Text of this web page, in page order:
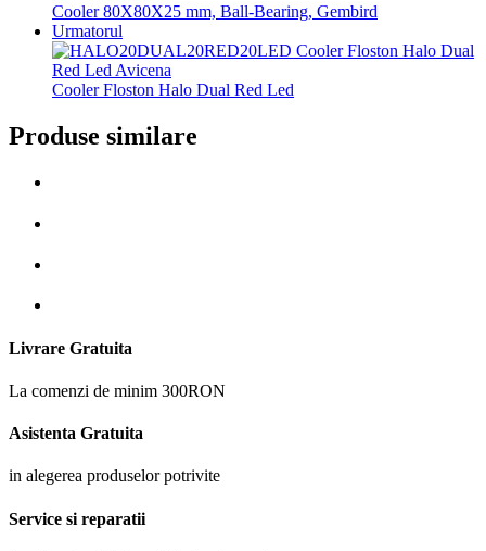
Cooler 80X80X25 mm, Ball-Bearing, Gembird
Urmatorul
Cooler Floston Halo Dual Red Led
Produse similare
Livrare Gratuita
La comenzi de minim 300RON
Asistenta Gratuita
in alegerea produselor potrivite
Service si reparatii